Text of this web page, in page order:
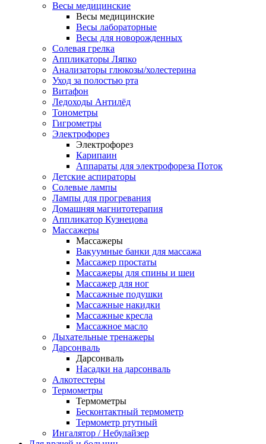
Весы медицинские
Весы медицинские
Весы лабораторные
Весы для новорожденных
Солевая грелка
Аппликаторы Ляпко
Анализаторы глюкозы/холестерина
Уход за полостью рта
Витафон
Ледоходы Антилёд
Тонометры
Гигрометры
Электрофорез
Электрофорез
Карипаин
Аппараты для электрофореза Поток
Детские аспираторы
Солевые лампы
Лампы для прогревания
Домашняя магнитотерапия
Аппликатор Кузнецова
Массажеры
Массажеры
Вакуумные банки для массажа
Массажер простаты
Массажеры для спины и шеи
Массажер для ног
Массажные подушки
Массажные накидки
Массажные кресла
Массажное масло
Дыхательные тренажеры
Дарсонваль
Дарсонваль
Насадки на дарсонваль
Алкотестеры
Термометры
Термометры
Бесконтактный термометр
Термометр ртутный
Ингалятор / Небулайзер